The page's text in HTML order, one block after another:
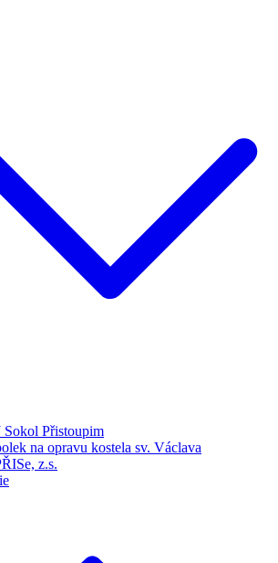
Sokol Přistoupim
na opravu kostela sv. Václava
z.s.